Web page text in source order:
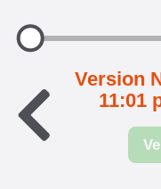
Version
11:01